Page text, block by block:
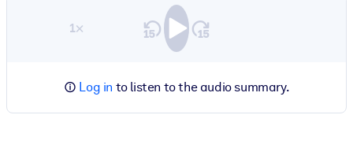
1×
Log in to listen to the audio summary.